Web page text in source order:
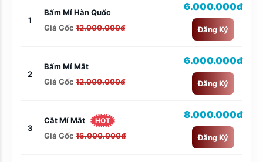
1
Bấm Mí Hàn Quốc
Giá Gốc 12.000.000đ
6.000.000đ
Đăng Ký
2
Bấm Mí Mắt
Giá Gốc 12.000.000đ
6.000.000đ
Đăng Ký
3
Cắt Mí Mắt HOT
Giá Gốc 16.000.000đ
8.000.000đ
Đăng Ký